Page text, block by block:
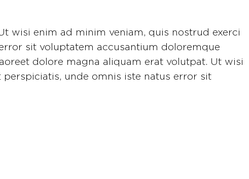
wisi enim ad minim veniam, quis nostrud exerci
sit voluptatem accusantium doloremque
dolore magna aliquam erat volutpat. Ut wisi
unde omnis iste natus error sit